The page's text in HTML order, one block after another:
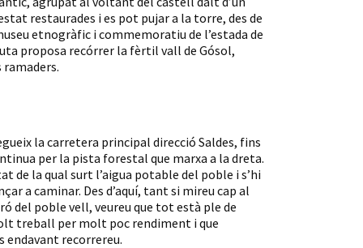
restaurades i es pot pujar a la torre, des de
etnogràfic i commemoratiu de l’estada de
proposa recórrer la fèrtil vall de Gósol,
la carretera principal direcció Saldes, fins
per la pista forestal que marxa a la dreta.
de la qual surt l’aigua potable del poble i s’hi
a caminar. Des d’aquí, tant si mireu cap al
del poble vell, veureu que tot està ple de
treball per molt poc rendiment i que
endavant recorrereu.